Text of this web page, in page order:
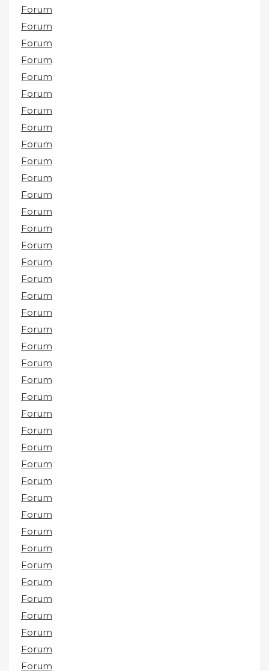
Forum
Forum
Forum
Forum
Forum
Forum
Forum
Forum
Forum
Forum
Forum
Forum
Forum
Forum
Forum
Forum
Forum
Forum
Forum
Forum
Forum
Forum
Forum
Forum
Forum
Forum
Forum
Forum
Forum
Forum
Forum
Forum
Forum
Forum
Forum
Forum
Forum
Forum
Forum
Forum